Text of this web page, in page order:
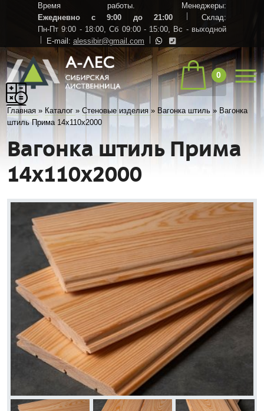
Время работы. Менеджеры:
Ежедневно с 9:00 до 21:00
Склад:
Пн-Пт 9:00 - 18:00, Сб 09:00 - 15:00, Вс - выходной
E-mail: alessibir@gmail.com
0
Главная » Каталог »Стеновые изделия » Вагонка штиль » Вагонка
штиль Прима 14х110х2000
Вагонка штиль Прима
14х110х2000